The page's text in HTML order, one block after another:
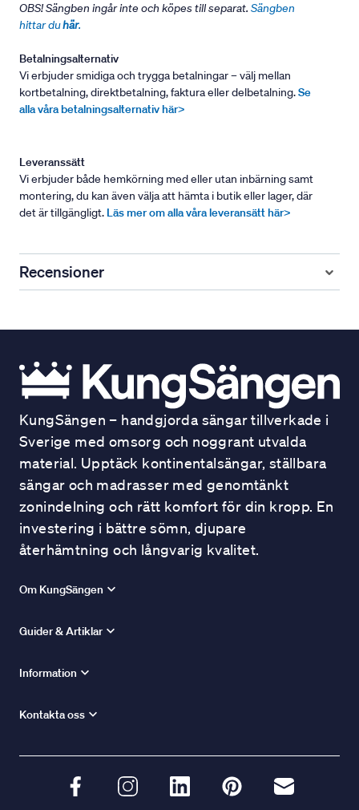
OBS! Sängben ingår inte och köpes till separat. Sängben
hittar duhär.
Betalningsalternativ
Vi erbjuder smidiga och trygga betalningar – välj mellan
kortbetalning, direktbetalning, faktura eller delbetalning.Se
alla våra betalningsalternativ här>
Leveranssätt
Vi erbjuder både hemkörning med eller utan inbärning samt
montering, du kan även välja att hämta i butik eller lager, där
det är tillgängligt. Läs mer om alla våra leveransätt här>
Recensioner
KungSängen – handgjorda sängar tillverkade i
Sverige med omsorg och noggrant utvalda
material. Upptäck kontinentalsängar, ställbara
sängar och madrasser med genomtänkt
zonindelning och rätt komfort för din kropp. En
investering i bättre sömn, djupare
återhämtning och långvarig kvalitet.
Om KungSängen
Guider & Artiklar
Information
Kontakta oss